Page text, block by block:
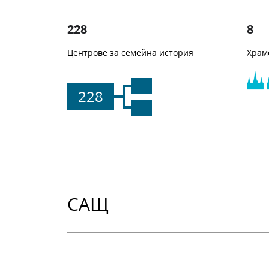
228
Центрове за семейна история
228
8
САЩ